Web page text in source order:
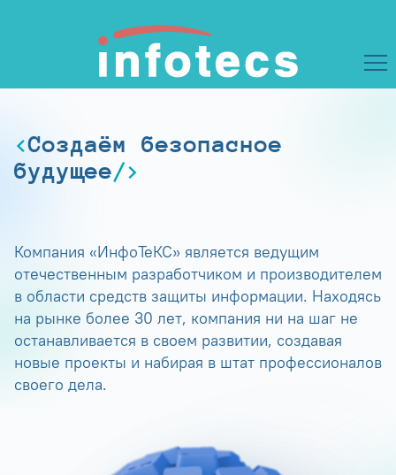
Создаём безопасное
будущее
Компания «ИнфоТеКС» является ведущим
отечественным разработчиком и производителем
в области средств защиты информации. Находясь
на рынке более 30 лет, компания ни на шаг не
останавливается в своем развитии, создавая
новые проекты и набирая в штат профессионалов
своего дела.